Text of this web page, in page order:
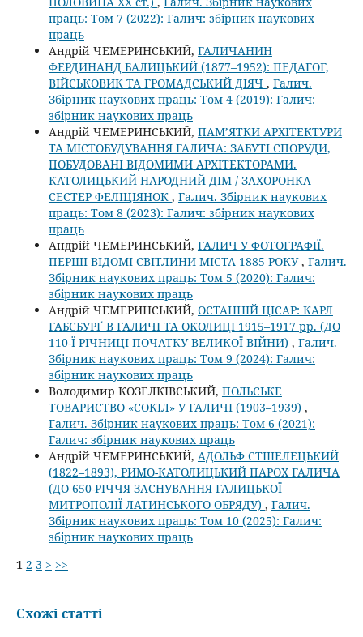
праць: Том 7 (2022): Галич: збірник наукових
праць
Андрій ЧЕМЕРИНСЬКИЙ, ГАЛИЧАНИН
ФЕРДИНАНД БАЛИЦЬКИЙ (1877–1952): ПЕДАГОГ,
ВІЙСЬКОВИК ТА ГРОМАДСЬКИЙ ДІЯЧ , Галич.
Збірник наукових праць: Том 4 (2019): Галич:
збірник наукових праць
Андрій ЧЕМЕРИНСЬКИЙ, ПАМ’ЯТКИ АРХІТЕКТУРИ
ТА МІСТОБУДУВАННЯ ГАЛИЧА: ЗАБУТІ СПОРУДИ,
ПОБУДОВАНІ ВІДОМИМИ АРХІТЕКТОРАМИ.
КАТОЛИЦЬКИЙ НАРОДНИЙ ДІМ / ЗАХОРОНКА
СЕСТЕР ФЕЛІЦІЯНОК , Галич. Збірник наукових
праць: Том 8 (2023): Галич: збірник наукових
праць
Андрій ЧЕМЕРИНСЬКИЙ, ГАЛИЧ У ФОТОГРАФІЇ.
ПЕРШІ ВІДОМІ СВІТЛИНИ МІСТА 1885 РОКУ, Галич.
Збірник наукових праць: Том 5 (2020): Галич:
збірник наукових праць
Андрій ЧЕМЕРИНСЬКИЙ, ОСТАННІЙ ЦІСАР: КАРЛ
ГАБСБУРҐ В ГАЛИЧІ ТА ОКОЛИЦІ 1915–1917 рр. (ДО
110-Ї РІЧНИЦІ ПОЧАТКУ ВЕЛИКОЇ ВІЙНИ) , Галич.
Збірник наукових праць: Том 9 (2024): Галич:
збірник наукових праць
Володимир КОЗЕЛКІВСЬКИЙ, ПОЛЬСЬКЕ
ТОВАРИСТВО «СОКІЛ» У ГАЛИЧІ (1903–1939) ,
Галич. Збірник наукових праць: Том 6 (2021):
Галич: збірник наукових праць
Андрій ЧЕМЕРИНСЬКИЙ, АДОЛЬФ СТШЕЛЕЦЬКИЙ
(1822–1893), РИМО-КАТОЛИЦЬКИЙ ПАРОХ ГАЛИЧА
(ДО 650-РІЧЧЯ ЗАСНУВАННЯ ГАЛИЦЬКОЇ
МИТРОПОЛІЇ ЛАТИНСЬКОГО ОБРЯДУ) , Галич.
Збірник наукових праць: Том 10 (2025): Галич:
збірник наукових праць
1 2 3 > >>
Схожі статті